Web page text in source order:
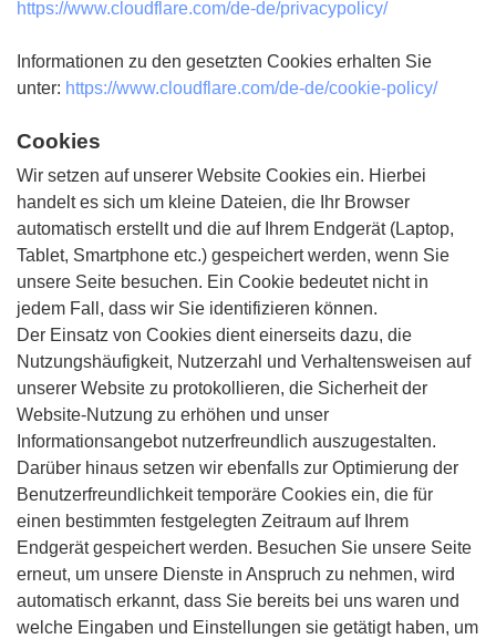
https://www.cloudflare.com/de-de/privacypolicy/
Informationen zu den gesetzten Cookies erhalten Sie
unter: https://www.cloudflare.com/de-de/cookie-policy/
Cookies
Wir setzen auf unserer Website Cookies ein. Hierbei
handelt es sich um kleine Dateien, die Ihr Browser
automatisch erstellt und die auf Ihrem Endgerät (Laptop,
Tablet, Smartphone etc.) gespeichert werden, wenn Sie
unsere Seite besuchen. Ein Cookie bedeutet nicht in
jedem Fall, dass wir Sie identifizieren können.
Der Einsatz von Cookies dient einerseits dazu, die
Nutzungshäufigkeit, Nutzerzahl und Verhaltensweisen auf
unserer Website zu protokollieren, die Sicherheit der
Website-Nutzung zu erhöhen und unser
Informationsangebot nutzerfreundlich auszugestalten.
Darüber hinaus setzen wir ebenfalls zur Optimierung der
Benutzerfreundlichkeit temporäre Cookies ein, die für
einen bestimmten festgelegten Zeitraum auf Ihrem
Endgerät gespeichert werden. Besuchen Sie unsere Seite
erneut, um unsere Dienste in Anspruch zu nehmen, wird
automatisch erkannt, dass Sie bereits bei uns waren und
welche Eingaben und Einstellungen sie getätigt haben, um